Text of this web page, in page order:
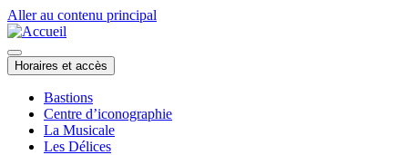
Aller au contenu principal
Horaires et accès
Bastions
Centre d’iconographie
La Musicale
Les Délices